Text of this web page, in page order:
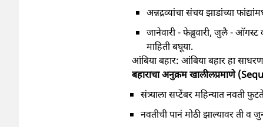
अन्नद्रव्यांचा संचय झाडांच्या
जानेवारी - फेब्रुवारी, जुलै -
माहिती बघूया.
आंबिया बहार: आंबिया बहार हा
बहाराचा अनुक्रम खालीलप्रमाणे
संत्र्याला सप्टेंबर महिन्यात नवती
नवतीची पानं मोठी झाल्यावर ती व